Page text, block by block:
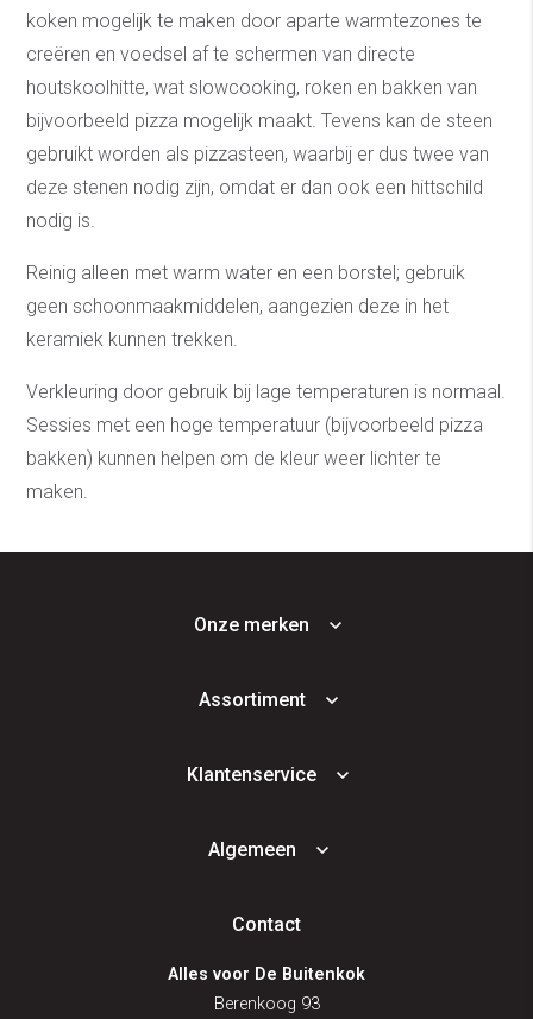
koken mogelijk te maken door aparte warmtezones te
creëren en voedsel af te schermen van directe
houtskoolhitte, wat slowcooking, roken en bakken van
bijvoorbeeld pizza mogelijk maakt. Tevens kan de steen
gebruikt worden als pizzasteen, waarbij er dus twee van
deze stenen nodig zijn, omdat er dan ook een hittschild
nodig is.
Reinig alleen met warm water en een borstel; gebruik
geen schoonmaakmiddelen, aangezien deze in het
keramiek kunnen trekken.
Verkleuring door gebruik bij lage temperaturen is normaal.
Sessies met een hoge temperatuur (bijvoorbeeld pizza
bakken) kunnen helpen om de kleur weer lichter te
maken.
Onze merken
Assortiment
Klantenservice
Algemeen
Contact
Alles voor De Buitenkok
Berenkoog 93